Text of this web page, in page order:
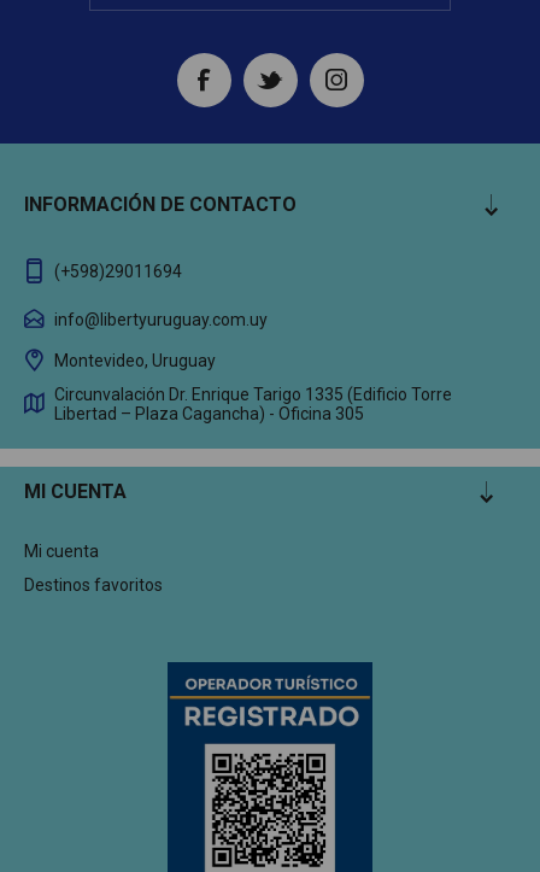
INFORMACIÓN DE CONTACTO
(+598)29011694
info@libertyuruguay.com.uy
Montevideo, Uruguay
Circunvalación Dr. Enrique Tarigo 1335 (Edificio Torre
Libertad – Plaza Cagancha) - Oficina 305
MI CUENTA
Mi cuenta
Destinos favoritos